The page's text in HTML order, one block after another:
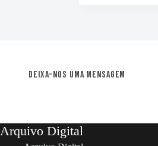
Deixa-nos uma mensagem
Arquivo Digital